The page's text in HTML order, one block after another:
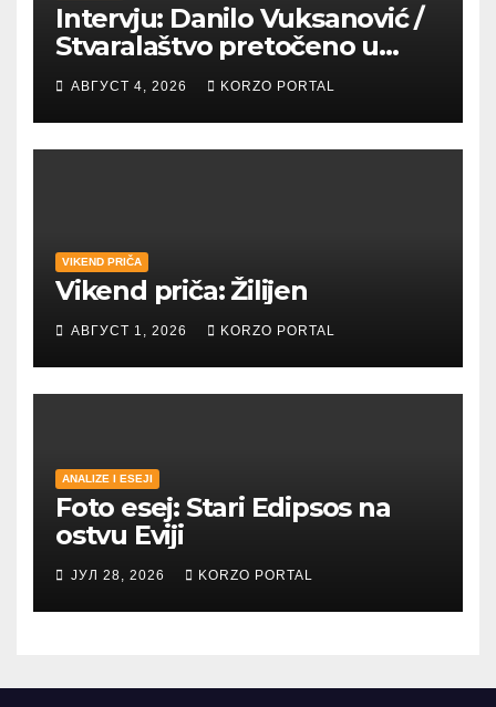
Intervju: Danilo Vuksanović /
Stvaralaštvo pretočeno u
umetnost i reči
АВГУСТ 4, 2026 KORZO PORTAL
VIKEND PRIČA
Vikend priča: Žilijen
АВГУСТ 1, 2026 KORZO PORTAL
ANALIZE I ESEJI
Foto esej: Stari Edipsos na
ostvu Eviji
ЈУЛ 28, 2026 KORZO PORTAL